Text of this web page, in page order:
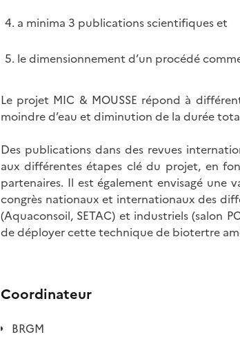
a minima 3 publications scientifiques et
le dimensionnement d’un procédé
Le projet MIC & MOUSSE répond à
moindre d’eau et diminution de la durée
Des publications dans des revues
aux différentes étapes clé du projet, en
partenaires. Il est également envisagé
congrès nationaux et internationaux des
(Aquaconsoil, SETAC) et industriels (salon
de déployer cette technique de biotertre
Coordinateur
BRGM